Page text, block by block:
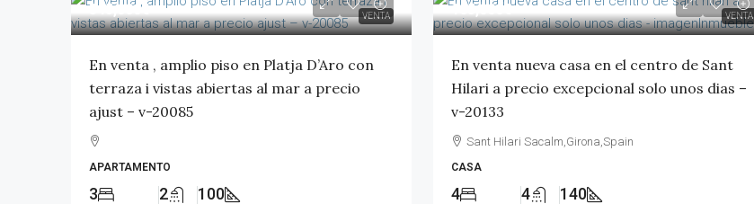
VENTA
345,000€
En venta , amplio piso en Platja D’Aro con
terraza i vistas abiertas al mar a precio
ajust – v-20085
APARTAMENTO
3 2 100
VENTA
185,000€
En venta nueva casa en el centro de Sant
Hilari a precio excepcional solo unos dias –
v-20133
Sant Hilari Sacalm,Girona,Spain
CASA
4 4 140